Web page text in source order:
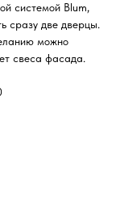
системой Blum,
сразу две дверцы.
можно
свеса фасада.